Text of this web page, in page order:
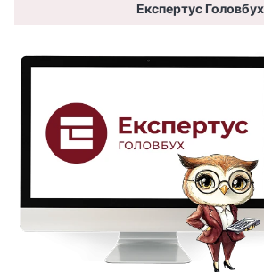
Експертус Головбух